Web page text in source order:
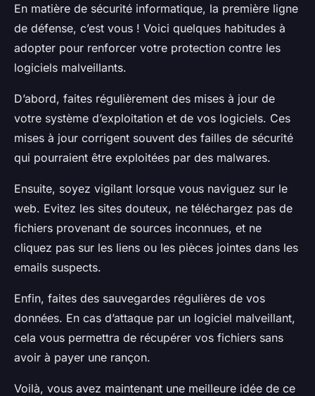
En matière de sécurité informatique, la première ligne
de défense, c’est vous ! Voici quelques habitudes à
adopter pour renforcer votre protection contre les
logiciels malveillants.
D’abord, faites régulièrement des mises à jour de
votre système d’exploitation et de vos logiciels. Ces
mises à jour corrigent souvent des failles de sécurité
qui pourraient être exploitées par des malwares.
Ensuite, soyez vigilant lorsque vous naviguez sur le
web. Evitez les sites douteux, ne téléchargez pas de
fichiers provenant de sources inconnues, et ne
cliquez pas sur les liens ou les pièces jointes dans les
emails suspects.
Enfin, faites des sauvegardes régulières de vos
données. En cas d’attaque par un logiciel malveillant,
cela vous permettra de récupérer vos fichiers sans
avoir à payer une rançon.
Voilà, vous avez maintenant une meilleure idée de ce